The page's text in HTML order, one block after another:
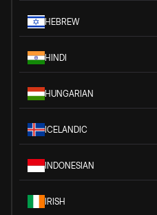
HEBREW
HINDI
HUNGARIAN
ICELANDIC
INDONESIAN
IRISH